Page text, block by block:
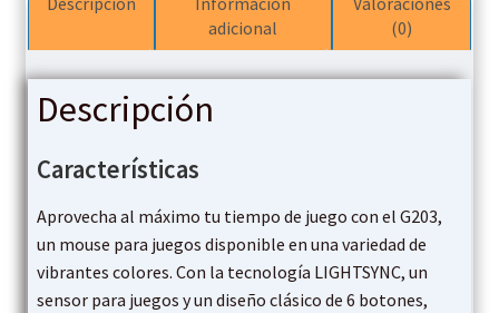
adicional
(0)
Descripción
Características
Aprovecha al máximo tu tiempo de juego con el G203,
un mouse para juegos disponible en una variedad de
vibrantes colores. Con la tecnología LIGHTSYNC, un
sensor para juegos y un diseño clásico de 6 botones,